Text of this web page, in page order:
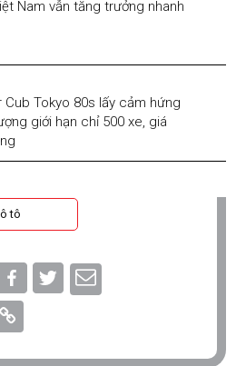
Nam vẫn tăng trưởng nhanh
Tokyo 80s lấy cảm hứng
giới hạn chỉ 500 xe, giá
ô tô